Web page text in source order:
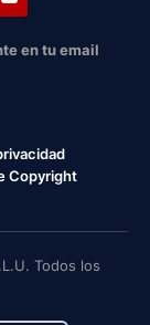
en tu email
Copyright
Todos los